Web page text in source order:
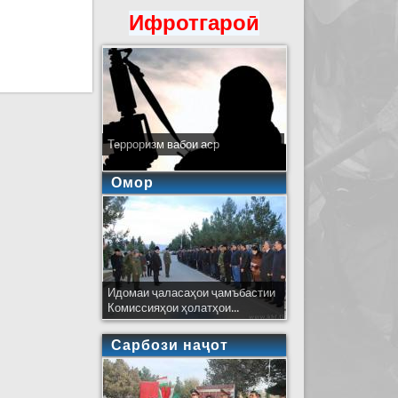
Ифротгароӣ
Терроризм вабои аср
Омор
Идомаи ҷаласаҳои ҷамъбастии
Комиссияҳои ҳолатҳои...
Сарбози наҷот